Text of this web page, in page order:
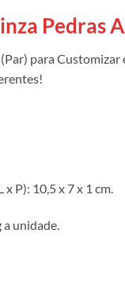
Pedras
para
P): 10,5 x 7 x 1 cm.
unidade.